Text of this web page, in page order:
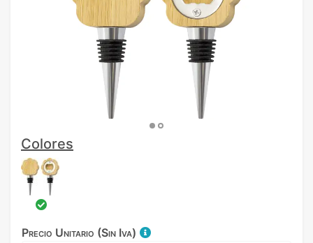
Colores
Precio Unitario (Sin Iva)